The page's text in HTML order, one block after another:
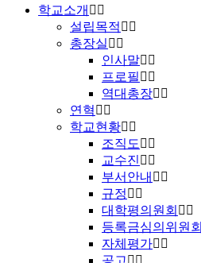
학교소개
설립목적
총장실
인사말
프로필
역대총장
연혁
학교현황
조직도
교수진
부서안내
규정
대학평의원회
등록금심의위원회
자체평가
공고